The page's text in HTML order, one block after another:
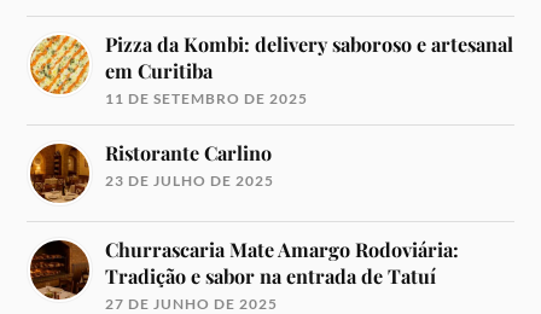
Pizza da Kombi: delivery saboroso e artesanal
em Curitiba
11 DE SETEMBRO DE 2025
Ristorante Carlino
23 DE JULHO DE 2025
Churrascaria Mate Amargo Rodoviária:
Tradição e sabor na entrada de Tatuí
27 DE JUNHO DE 2025